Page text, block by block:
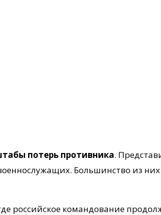
потерь противника.
Большинство из
российское командование